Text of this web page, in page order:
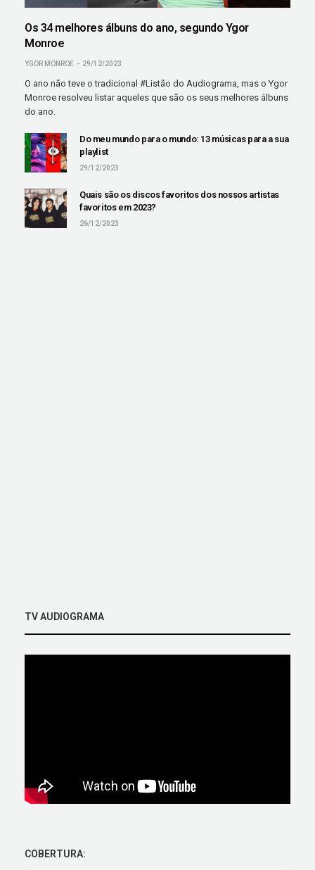
Os 34 melhores álbuns do ano, segundo Ygor
Monroe
YGOR MONROE 29/12/2023
O ano não teve o tradicional #Listão do Audiograma, mas o Ygor
Monroe resolveu listar aqueles que são os seus melhores álbuns
do ano.
Do meu mundo para o mundo: 13 músicas para a sua
playlist
29/12/2023
Quais são os discos favoritos dos nossos artistas
favoritos em 2023?
26/12/2023
TV AUDIOGRAMA
COBERTURA: